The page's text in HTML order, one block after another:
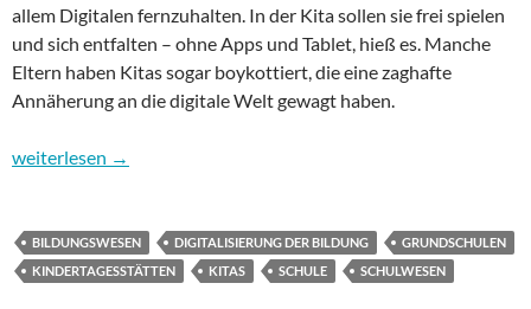
allem Digitalen fernzuhalten. In der Kita sollen sie frei spielen
und sich entfalten – ohne Apps und Tablet, hieß es. Manche
Eltern haben Kitas sogar boykottiert, die eine zaghafte
Annäherung an die digitale Welt gewagt haben.
Wohin geht es in Digitalien? Folge 4: Bildungswesen – Kitas
weiterlesen →
BILDUNGSWESEN DIGITALISIERUNG DER BILDUNG
GRUNDSCHULEN
KINDERTAGESSTÄTTEN
KITAS SCHULE SCHULWESEN